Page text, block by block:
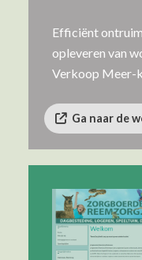
Efficiënt
opleveren van
Verkoop Meer-
Ga naar de